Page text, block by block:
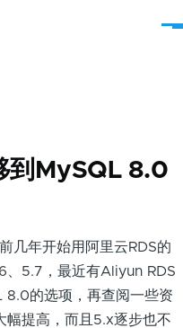
菜
到MySQL 8.0
几年开始用阿里云RDS的
、5.7，最近有Aliyun RDS
8.0的选项，再查阅一些资
提高，而且5.x逐步也不